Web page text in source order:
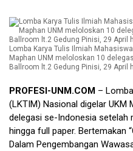
Lomba Karya Tulis Ilmiah
Maphan UNM meloloskan 10
Ballroom lt.2 Gedung Pinisi, 29 April
PROFESI-UNM.COM –
(LKTIM) Nasional digelar UKM
delegasi se-Indonesia setelah
hingga full paper. Bertemakan
Dalam Pengembangan